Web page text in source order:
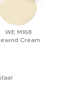
WE M168
Cream